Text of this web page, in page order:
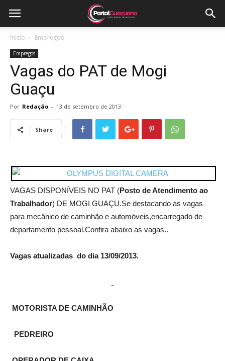
Início Empregos
Empregos
Vagas do PAT de Mogi
Guaçu
Por Redação - 13 de setembro de 2013
Share
VAGAS DISPONÍVEIS NO PAT (Posto de Atendimento ao
Trabalhador) DE MOGI GUAÇU.Se destacando as vagas
para mecânico de caminhão e automóveis,encarregado de
departamento pessoal.Confira abaixo as vagas..
Vagas atualizadas do dia 13/09/2013.
MOTORISTA DE CAMINHÃO
PEDREIRO